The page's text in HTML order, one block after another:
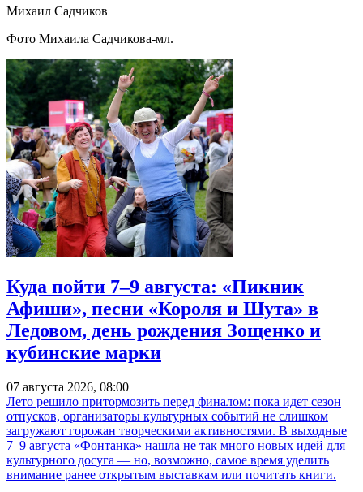
Михаил Садчиков
Фото Михаила Садчикова-мл.
Куда пойти 7–9 августа: «Пикник
Афиши», песни «Короля и Шута» в
Ледовом, день рождения Зощенко и
кубинские марки
07 августа 2026, 08:00
Лето решило притормозить перед финалом: пока идет сезон
отпусков, организаторы культурных событий не слишком
загружают горожан творческими активностями. В выходные
7–9 августа «Фонтанка» нашла не так много новых идей для
культурного досуга — но, возможно, самое время уделить
внимание ранее открытым выставкам или почитать книги.